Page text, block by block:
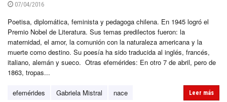
07/04/2016
Poetisa, diplomática, feminista y pedagoga chilena. En 1945 logró el
Premio Nobel de Literatura. Sus temas predilectos fueron: la
maternidad, el amor, la comunión con la naturaleza americana y la
muerte como destino. Su poesía ha sido traducida al inglés, francés,
italiano, alemán y sueco. Otras efemérides: En otro 7 de abril, pero de
1863, tropas...
efemérides Gabriela Mistral nace Leer más